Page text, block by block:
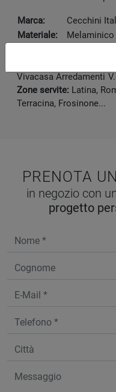
Marca:
Cecchini
Materiale:
Melaminico
Vivacasa Arredamenti
Zone servite: Latina,
Terracina, Frosinone...
PRENOTA
in negozio con
progetto